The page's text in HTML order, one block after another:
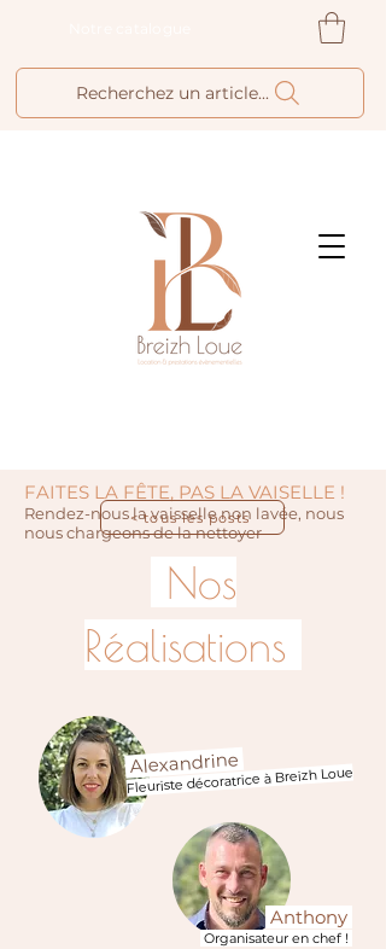
Recherchez un article...
FAITES LA FÊTE, PAS LA VAISELLE !
Rendez-nous la vaisselle non lavée, nous
nous chargeons de la nettoyer
< tous les posts
Nos
Réalisations
Alexandrine
Fleuriste décoratrice à Breizh Loue
Anthony
Organisateur en chef !